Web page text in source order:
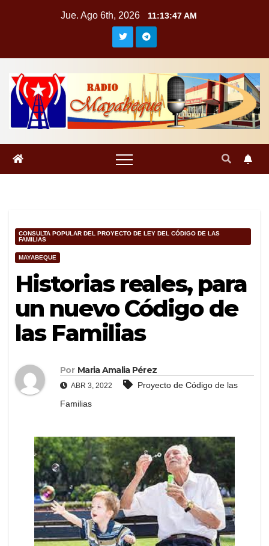
Jue. Ago 6th, 2026 11:13:47 AM
CONSULTA POPULAR DEL PROYECTO DE LEY DEL CÓDIGO DE LAS
FAMILIAS
MAYABEQUE
Historias reales, para
un nuevo Código de
las Familias
Por Maria Amalia Pérez
ABR 3, 2022
Proyecto de Código de las
Familias